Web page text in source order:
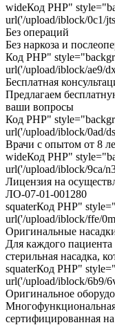
wideКод PHP"
url('/upload/iblock/0c1/
Без операций
Без наркоза и
Код PHP"
url('/upload/iblock/ae9/
Бесплатная
Предлагаем
ваши вопросы
Код PHP"
url('/upload/iblock/0ad/
Врачи с опытом от 8
wideКод PHP"
url('/upload/iblock/9ca/
Лицензия на
ЛО-07-01-001280
squaterКод PHP"
url('/upload/iblock/ffe/
Оригинальные
Для каждого
стерильная насадка,
squaterКод PHP"
url('/upload/iblock/6b9/
Оригинальное
сертифицированная